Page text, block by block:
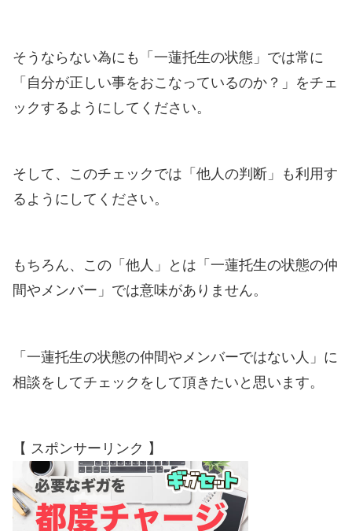
そうならない為にも「一蓮托生の状態」では常に
「自分が正しい事をおこなっているのか？」をチェ
ックするようにしてください。
そして、このチェックでは「他人の判断」も利用す
るようにしてください。
もちろん、この「他人」とは「一蓮托生の状態の仲
間やメンバー」では意味がありません。
「一蓮托生の状態の仲間やメンバーではない人」に
相談をしてチェックをして頂きたいと思います。
【 スポンサーリンク 】